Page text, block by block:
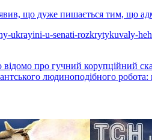
що дуже пишається тим, що
ukrayini-u-senati-rozkrytykuvaly-
про гучний корупційний
людиноподібного